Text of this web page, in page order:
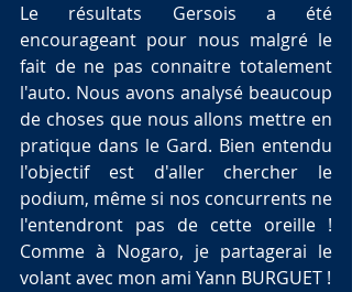
Le résultats Gersois a été
encourageant pour nous malgré le
fait de ne pas connaitre totalement
l'auto. Nous avons analysé beaucoup
de choses que nous allons mettre en
pratique dans le Gard. Bien entendu
l'objectif est d'aller chercher le
podium, même si nos concurrents ne
l'entendront pas de cette oreille !
Comme à Nogaro, je partagerai le
volant avec mon ami Yann BURGUET !